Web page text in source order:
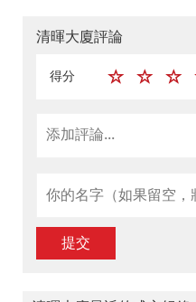
清暉大廈評論
得分
提交